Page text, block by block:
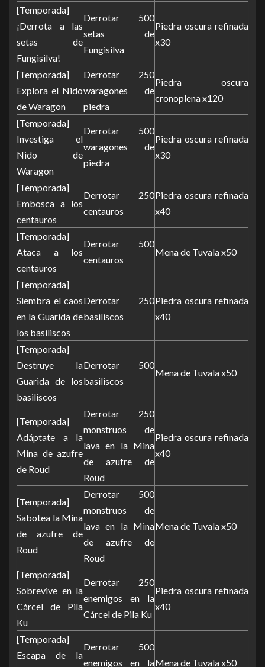
[Temporada]
¡Derrota a las
setas de
Fungisilva!
Derrotar 500
setas de
Fungisilva
Piedra oscura refinada
x30
[Temporada]
Explora el Nido
de Waragon
Derrotar 250
waragones de
piedra
Piedra oscura
cronoplena x120
[Temporada]
Investiga el
Nido de
Waragon
Derrotar 500
waragones de
piedra
Piedra oscura refinada
x30
[Temporada]
Embosca a los
centauros
Derrotar 250
centauros
Piedra oscura refinada
x40
[Temporada]
Ataca a los
centauros
Derrotar 500
centauros
Mena de Tuvala x50
[Temporada]
Siembra el caos
en la Guarida de
los basiliscos
Derrotar 250
basiliscos
Piedra oscura refinada
x40
[Temporada]
Destruye la
Guarida de los
basiliscos
Derrotar 500
basiliscos
Mena de Tuvala x50
[Temporada]
Adáptate a la
Mina de azufre
de Roud
Derrotar 250
monstruos de
lava en la Mina
de azufre de
Roud
Piedra oscura refinada
x40
[Temporada]
Sabotea la Mina
de azufre de
Roud
Derrotar 500
monstruos de
lava en la Mina
de azufre de
Roud
Mena de Tuvala x50
[Temporada]
Sobrevive en la
Cárcel de Pila
Ku
Derrotar 250
enemigos en la
Cárcel de Pila Ku
Piedra oscura refinada
x40
[Temporada]
Escapa de la
Derrotar 500
enemigos en laMena de Tuvala x50